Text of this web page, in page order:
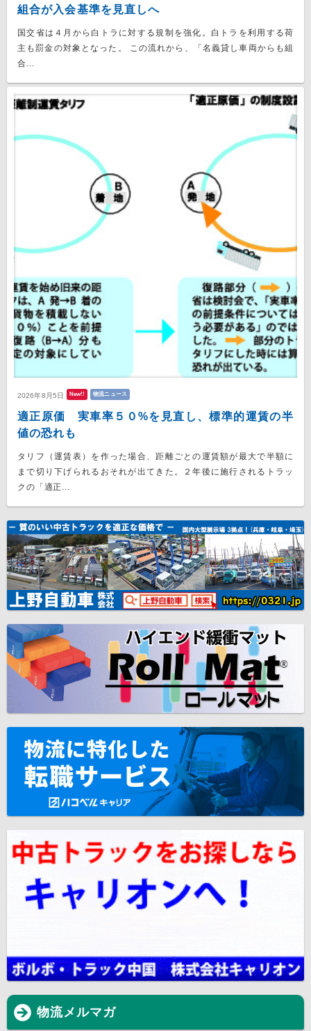
組合が入会基準を見直しへ
国交省は４月から白トラに対する規制を強化。白トラを利用する荷
主も罰金の対象となった。 この流れから、「名義貸し車両からも組
合...
2026年8月5日 New!! 物流ニュース
適正原価 実車率５０%を見直し、標準的運賃の半
値の恐れも
タリフ（運賃表）を作った場合、距離ごとの運賃額が最大で半額に
まで切り下げられるおそれが出てきた。２年後に施行されるトラッ
クの「適正...
物流メルマガ